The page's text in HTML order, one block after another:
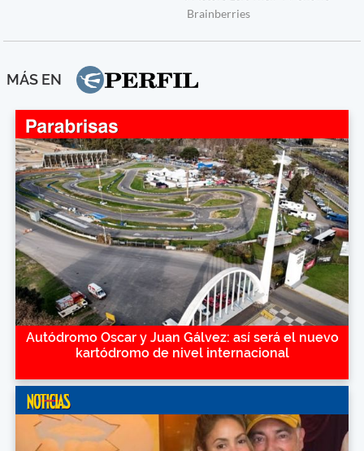
MÁS EN
Autódromo Oscar y Juan Gálvez: así será el nuevo
kartódromo de nivel internacional